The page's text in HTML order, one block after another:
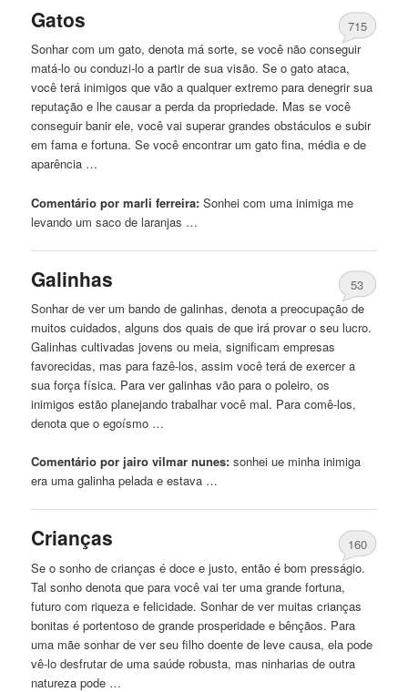
Gatos
715
Sonhar com um gato, denota má sorte, se você não conseguir
matá-lo ou conduzi-lo a partir de sua visão. Se o gato ataca,
você terá inimigos que vão a qualquer extremo para denegrir sua
reputação e lhe causar a perda da propriedade. Mas se você
conseguir banir ele, você vai superar grandes obstáculos e subir
em fama e fortuna. Se você encontrar um gato fina, média e de
aparência …
Comentário por marli ferreira: Sonhei com umainimiga me
levando um saco de laranjas …
Galinhas
53
Sonhar de ver um bando de galinhas, denota a preocupação de
muitos cuidados, alguns dos quais de que irá provar o seu lucro.
Galinhas cultivadas jovens ou meia, significam empresas
favorecidas, mas para fazê-los, assim você terá de exercer a
sua força física. Para ver galinhas vão para o poleiro, os
inimigos estão planejando trabalhar você mal. Para comê-los,
denota que o egoísmo …
Comentário por jairo vilmar nunes: sonhei ue minhainimiga
era uma galinha pelada e estava …
Crianças
160
Se o sonho de crianças é doce e justo, então é bom presságio.
Tal sonho denota que para você vai ter uma grande fortuna,
futuro com riqueza e felicidade. Sonhar de ver muitas crianças
bonitas é portentoso de grande prosperidade e bênçãos. Para
uma mãe sonhar de ver seu filho doente de leve causa, ela pode
vê-lo desfrutar de uma saúde robusta, mas ninharias de outra
natureza pode …